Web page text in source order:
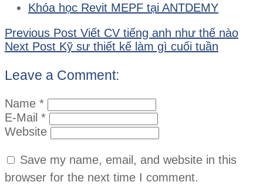
Khóa học Revit MEPF tại ANTDEMY
Previous Post Viết CV tiếng anh như thế nào
Next Post Kỹ sư thiết kế làm gì cuối tuần
Leave a Comment:
Name *
E-Mail *
Website
Save my name, email, and website in this
browser for the next time I comment.